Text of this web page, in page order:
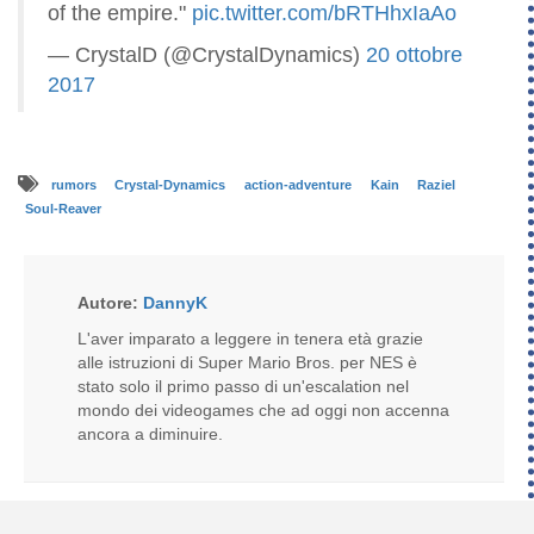
of the empire." pic.twitter.com/bRTHhxIaAo
— CrystalD (@CrystalDynamics) 20 ottobre
2017
rumors Crystal-Dynamics action-adventure Kain
Raziel
Soul-Reaver
Autore: DannyK
L'aver imparato a leggere in tenera età grazie
alle istruzioni di Super Mario Bros. per NES è
stato solo il primo passo di un'escalation nel
mondo dei videogames che ad oggi non accenna
ancora a diminuire.